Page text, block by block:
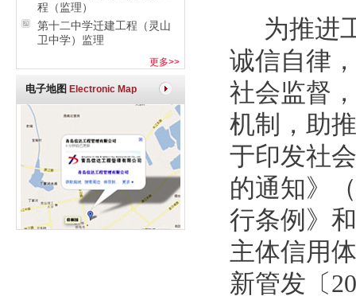
程（监理）
第十二中学迁建工程（灵山
卫中学）监理
更多>>
电子地图 Electronic Map
为推进
诚信自律
社会监督
机制，助
于印发社
的通知》
行条例》
主体信用
新管发〔